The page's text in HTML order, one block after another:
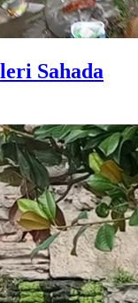
Sahada